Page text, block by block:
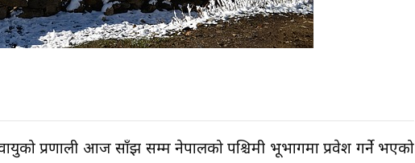
प्रणाली आज साँझ सम्म नेपालको पश्चिमी भूभागमा प्रवेश गर्ने भएको